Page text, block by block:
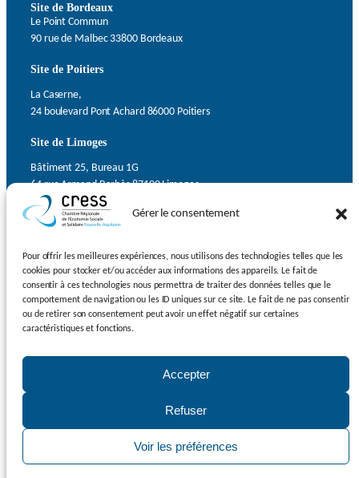
Gérer le consentement
Pour offrir les meilleures expériences, nous utilisons des technologies telles que les
cookies pour stocker et/ou accéder aux informations des appareils. Le fait de
consentir à ces technologies nous permettra de traiter des données telles que le
comportement de navigation ou les ID uniques sur ce site. Le fait de ne pas consentir
ou de retirer son consentement peut avoir un effet négatif sur certaines
caractéristiques et fonctions.
Accepter
Refuser
Voir les préférences
Site de Bordeaux
Le Point Commun
90 rue de Malbec 33800 Bordeaux
Site de Poitiers
La Caserne,
24 boulevard Pont Achard 86000 Poitiers
Site de Limoges
Bâtiment 25, Bureau 1G
64 rue Armand Barbès 87100 Limoges
Contact
LinkedIn Facebook YouTube
Inscrivez-vous à notre newsletter
Adhérer à la CRESS Nouvelle-Aquitaine
2025